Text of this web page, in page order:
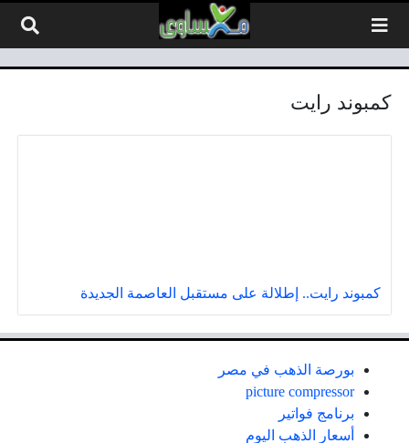
كمبوند رايت
كمبوند رايت.. إطلالة على مستقبل العاصمة الجديدة
بورصة الذهب في مصر
picture compressor
برنامج فواتير
أسعار الذهب اليوم